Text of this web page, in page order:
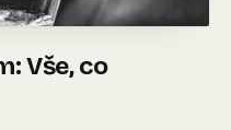
Vše, co